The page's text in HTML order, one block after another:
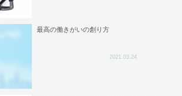
最高の働きがいの創り方
2021.03.24